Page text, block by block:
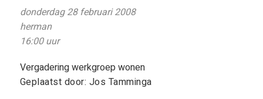
donderdag 28 februari 2008
herman
16:00 uur
Vergadering werkgroep wonen
Geplaatst door: Jos Tamminga